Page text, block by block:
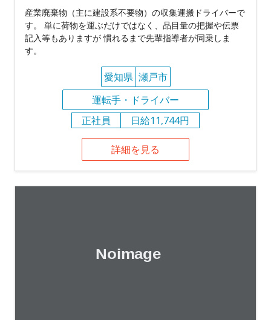
産業廃棄物（主に建設系不要物）の収集運搬ドライバーで
す。 単に荷物を運ぶだけではなく、品目量の把握や伝票
記入等もありますが 慣れるまで先輩指導者が同乗しま
す。
愛知県 瀬戸市
運転手・ドライバー
正社員
日給11,744円
詳細を見る